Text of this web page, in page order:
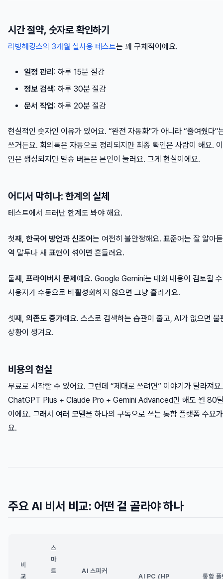
시간 절약, 숫자로 확인하기
리빙해킹스의 3개월 실사용 테스트는 꽤 구체적이에요.
일정 관리 : 하루 15분 절감
정보 검색: 하루 30분 절감
문서 작업: 하루 20분 절감
현실적인 숫자인 이유가 있어요. “완전 자동화"가 아니라 “줄여줬다"
쓰거든요. 회의록은 자동으로 정리되지만 최종 확인은 사람이 해요.
안은 생성되지만 발송 버튼은 본인이 눌러요. 그게 현실이에요.
어디서 막히나: 한계의 실체
테스트에서 드러난 한계도 봐야 해요.
첫째, 한국어 방언과 신조어는 여전히 불안정해요. 표준어는 잘 알아
역 말투나 새 표현이 섞이면 흔들려요.
둘째, 프라이버시 문제 예요. Google Gemini는 대화 내용이 검토될
사용자가 수동으로 비활성화하지 않으면 그냥 흘러가요.
셋째, 의존도 증가예요. 스스로 검색하는 습관이 줄고, AI가 없으면 불
상황이 생겨요.
비용의 현실
무료로 시작할 수 있어요. 그런데 “제대로 쓰려면” 이야기가 달라져요.
ChatGPT Plus + Claude Pro + Gemini Advanced만 해도 월 80
이에요. 그래서 여러 모델을 하나의 구독으로 쓰는 통합 플랫폼 수요
요.
주요 AI 비서 비교: 어떤 걸 골라야 하나
비
교
스
마
트
AI 스피커
AI PC (HP 통합 플